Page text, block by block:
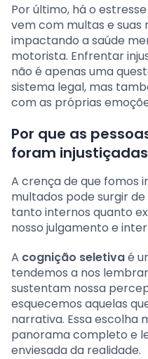
Por último, há o
vem com multas e suas
impactando a saúde
motorista. Enfrentar
não é apenas uma
sistema legal, mas
com as próprias
Por que as
foram
A crença de que fomos
multados pode surgir
tanto internos quanto
nosso julgamento e
A cognição seletivaé
tendemos a nos
sustentam nossa
esquecemos aquelas
narrativa. Essa escolha
panorama completo e
enviesada da realidade.